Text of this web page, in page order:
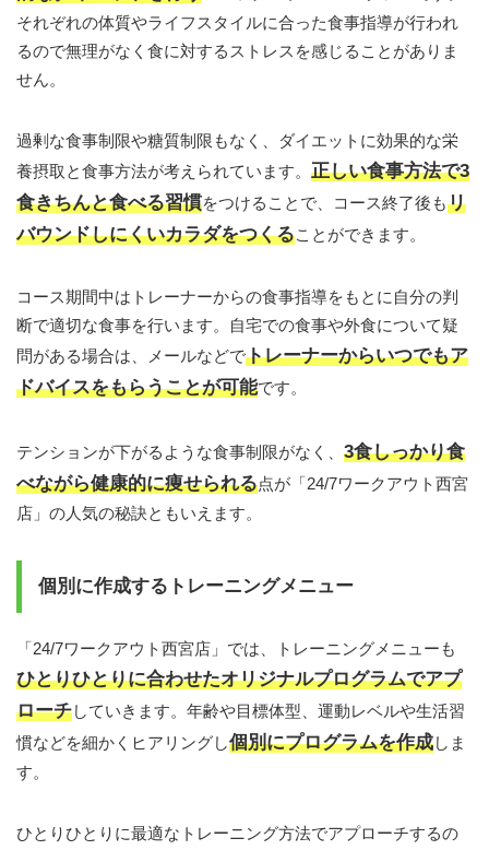
それぞれの体質やライフスタイルに合った食事指導が行われ
るので無理がなく食に対するストレスを感じることがありま
せん。
過剰な食事制限や糖質制限もなく、ダイエットに効果的な栄
養摂取と食事方法が考えられています。 正しい食事方法で3
食きちんと食べる習慣をつけることで、コース終了後もリ
バウンドしにくいカラダをつくることができます。
コース期間中はトレーナーからの食事指導をもとに自分の判
断で適切な食事を行います。自宅での食事や外食について疑
問がある場合は、メールなどでトレーナーからいつでもア
ドバイスをもらうことが可能です。
テンションが下がるような食事制限がなく、 3食しっかり食
べながら健康的に痩せられる点が「24/7ワークアウト西宮
店」の人気の秘訣ともいえます。
個別に作成するトレーニングメニュー
「24/7ワークアウト西宮店」では、トレーニングメニューも
ひとりひとりに合わせたオリジナルプログラムでアプ
ローチしていきます。年齢や目標体型、運動レベルや生活習
慣などを細かくヒアリングし個別にプログラムを作成しま
す。
ひとりひとりに最適なトレーニング方法でアプローチするの